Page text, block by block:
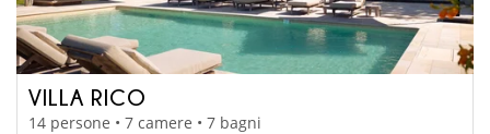
VILLA RICO
14 persone • 7 camere • 7 bagni